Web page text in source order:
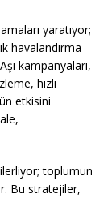
yaratıyor;
havalandırma
kampanyaları,
hızlı
etkisini
toplumun
Bu stratejiler,